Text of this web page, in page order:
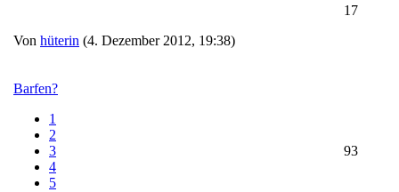
Von hüterin (4. Dezember 2012, 19:38)
17
Barfen?
1
2
3
4
5
93